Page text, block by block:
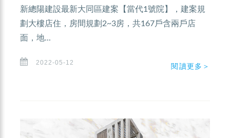
新總陽建設最新大同區建案【當代1號院】，建案規
劃大樓店住，房間規劃2~3房，共167戶含兩戶店
面，地...
2022-05-12 閱讀更多＞